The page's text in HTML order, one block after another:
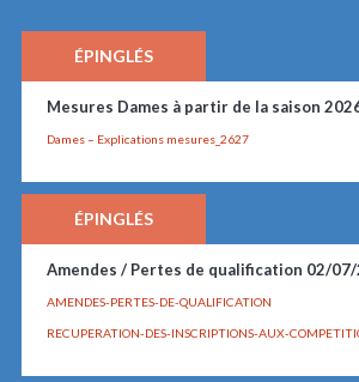
ÉPINGLÉS
Mesures Dames à partir de la saison
Dames – Explications mesures_2627
ÉPINGLÉS
Amendes / Pertes de qualification 02/
AMENDES-PERTES-DE-QUALIFICATION
RECUPERATION-DES-INSCRIPTIONS-AUX-